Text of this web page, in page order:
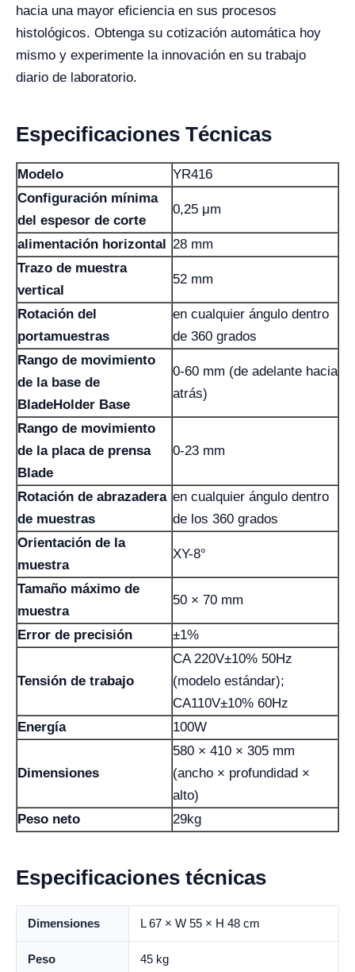
hacia una mayor eficiencia en sus procesos
histológicos. Obtenga su cotización automática hoy
mismo y experimente la innovación en su trabajo
diario de laboratorio.
Especificaciones Técnicas
Modelo
YR416
Configuración mínima
del espesor de corte
0,25 μm
alimentación horizontal
28 mm
Trazo de muestra
vertical
52 mm
Rotación del
portamuestras
en cualquier ángulo dentro
de 360 ​​grados
Rango de movimiento
de la base de
BladeHolder Base
0-60 mm (de adelante hacia
atrás)
Rango de movimiento
de la placa de prensa
Blade
0-23 mm
Rotación de abrazadera
de muestras
en cualquier ángulo dentro
de los 360 grados
Orientación de la
muestra
XY-8°
Tamaño máximo de
muestra
50 × 70 mm
Error de precisión ±1%
Tensión de trabajo
CA 220V±10% 50Hz
(modelo estándar);
CA110V±10% 60Hz
Energía
100W
Dimensiones
580 × 410 × 305 mm
(ancho × profundidad ×
alto)
Peso neto
29kg
Especificaciones técnicas
Dimensiones L 67 × W 55 × H 48 cm
Peso 45 kg